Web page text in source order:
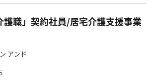
護職」契約社員/居宅介護支援事業
アンド